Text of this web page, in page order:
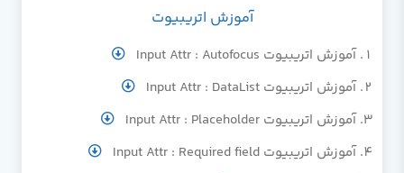
آموزش اتریبیوت
آموزش اتریبیوت Input Attr : Autofocus
آموزش اتریبیوت Input Attr : DataList
آموزش اتریبیوت Input Attr : Placeholder
آموزش اتریبیوت Input Attr : Required field